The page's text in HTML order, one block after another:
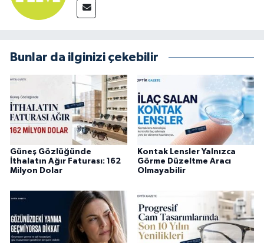
Bunlar da ilginizi çekebilir
Güneş Gözlüğünde
İthalatın Ağır Faturası: 162
Milyon Dolar
Kontak Lensler Yalnızca
Görme Düzeltme Aracı
Olmayabilir